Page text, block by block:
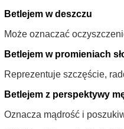
Betlejem w deszczu
Może oznaczać
Betlejem w promieniach
Reprezentuje szczęście,
Betlejem z perspektywy
Oznacza mądrość i